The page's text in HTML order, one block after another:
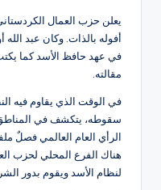
يعلن حزب العمال
أفوله بالذات. وكان عبد
في عهد حافظ الأسد كما
مقالته.
في الوقت الذي يقاوم
سقوطه، يتكشف في المناطق
الرأي العام العالمي
لنظام الأسد ويقوم بدور